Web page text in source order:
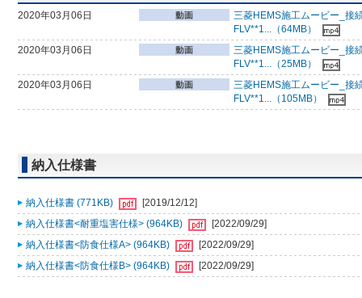
2020年03月06日
三菱HEMS施工ムービー_接
FLV**1...（64MB）
2020年03月06日
三菱HEMS施工ムービー_接
FLV**1...（25MB）
2020年03月06日
三菱HEMS施工ムービー_接
FLV**1...（105MB）
納入仕様書
納入仕様書 (771KB)
[2019/12/12]
納入仕様書<耐重塩害仕様> (964KB)
[2022/09/29]
納入仕様書<防食仕様A> (964KB)
[2022/09/29]
納入仕様書<防食仕様B> (964KB)
[2022/09/29]